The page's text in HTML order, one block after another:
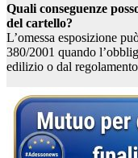
Quali conseguenze
del cartello?
L’omessa esposizione
380/2001 quando
edilizio o dal